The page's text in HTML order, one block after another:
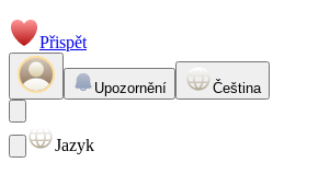
Přispět
Upozornění Čeština
Jazyk